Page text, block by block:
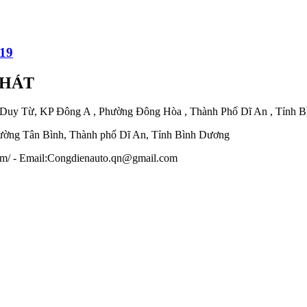
Từ, KP Đông A , Phường Đông Hòa , Thành Phố Dĩ An , Tỉnh
Tân Bình, Thành phố Dĩ An, Tỉnh Bình Dương
- Email:Congdienauto.qn@gmail.com